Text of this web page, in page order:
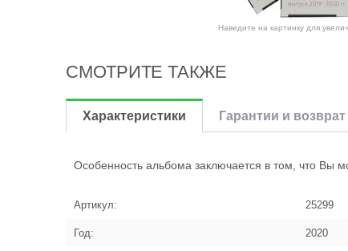
Наведите на картинку для
СМОТРИТЕ ТАКЖЕ
Характеристики Гарантии и возврат
Особенность альбома заключается в том, что Вы
Артикул: 25299
Год: 2020